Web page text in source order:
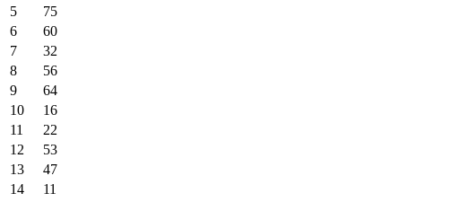
5
75
6
60
7
32
8
56
9
64
10
16
11
22
12
53
13
47
14
11